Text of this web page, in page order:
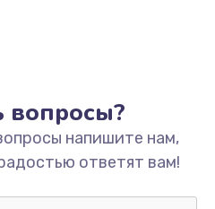
охлаждения
руб.
вопросы?
напишите нам,
ответят вам!